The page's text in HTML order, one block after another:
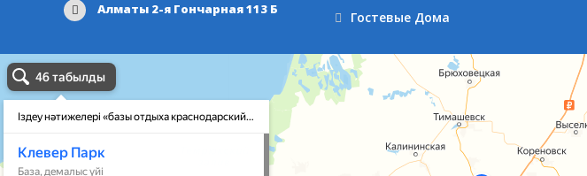
Алматы 2-я Гончарная 113 Б
Гостевые Дома
базы отдыха краснодарский край в Темрюке
Темрюк